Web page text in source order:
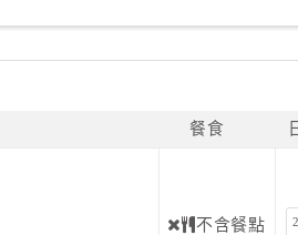
餐食
不含餐點